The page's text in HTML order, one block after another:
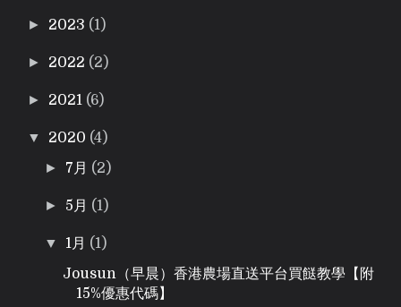
► 2023 (1)
► 2022 (2)
► 2021 (6)
▼ 2020 (4)
► 7月 (2)
► 5月 (1)
▼ 1月 (1)
Jousun（早晨）香港農場直送平台買餸教學【附
15%優惠代碼】